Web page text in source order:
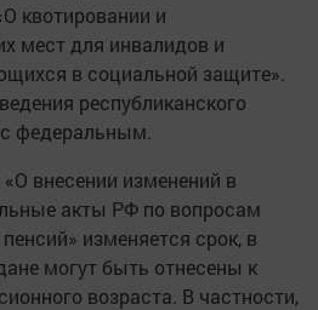
квотировании и
мест для инвалидов и
в социальной защите».
республиканского
с федеральным.
внесении изменений в
акты РФ по вопросам
изменяется срок, в
могут быть отнесены к
возраста. В частности,